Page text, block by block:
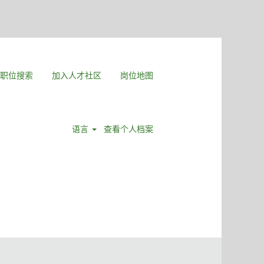
职位搜索 加入人才社区 岗位地图
语言 查看个人档案